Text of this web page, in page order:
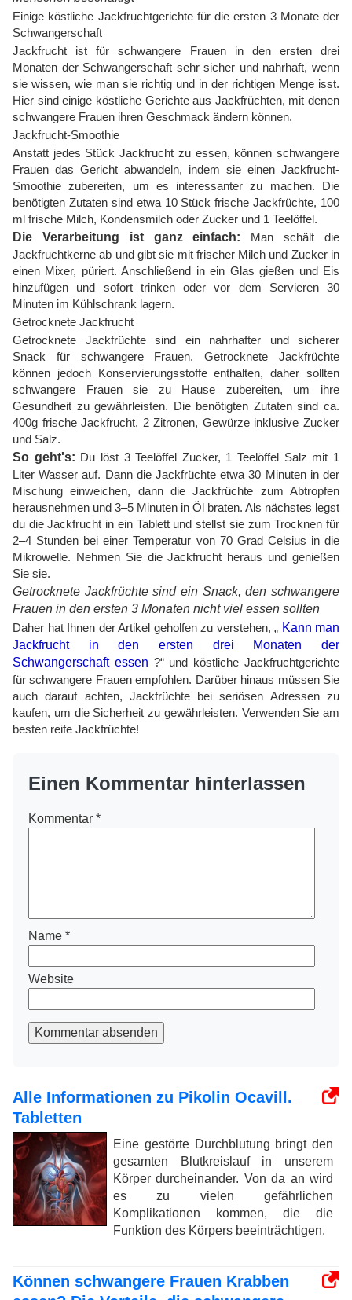
Einige köstliche Jackfruchtgerichte für die ersten 3 Monate der
Schwangerschaft
Jackfrucht ist für schwangere Frauen in den ersten drei
Monaten der Schwangerschaft sehr sicher und nahrhaft, wenn
sie wissen, wie man sie richtig und in der richtigen Menge isst.
Hier sind einige köstliche Gerichte aus Jackfrüchten, mit denen
schwangere Frauen ihren Geschmack ändern können.
Jackfrucht-Smoothie
Anstatt jedes Stück Jackfrucht zu essen, können schwangere
Frauen das Gericht abwandeln, indem sie einen Jackfrucht-
Smoothie zubereiten, um es interessanter zu machen. Die
benötigten Zutaten sind etwa 10 Stück frische Jackfrüchte, 100
ml frische Milch, Kondensmilch oder Zucker und 1 Teelöffel.
Die Verarbeitung ist ganz einfach: Man schält die
Jackfruchtkerne ab und gibt sie mit frischer Milch und Zucker in
einen Mixer, püriert. Anschließend in ein Glas gießen und Eis
hinzufügen und sofort trinken oder vor dem Servieren 30
Minuten im Kühlschrank lagern.
Getrocknete Jackfrucht
Getrocknete Jackfrüchte sind ein nahrhafter und sicherer
Snack für schwangere Frauen. Getrocknete Jackfrüchte
können jedoch Konservierungsstoffe enthalten, daher sollten
schwangere Frauen sie zu Hause zubereiten, um ihre
Gesundheit zu gewährleisten. Die benötigten Zutaten sind ca.
400g frische Jackfrucht, 2 Zitronen, Gewürze inklusive Zucker
und Salz.
So geht's: Du löst 3 Teelöffel Zucker, 1 Teelöffel Salz mit 1
Liter Wasser auf. Dann die Jackfrüchte etwa 30 Minuten in der
Mischung einweichen, dann die Jackfrüchte zum Abtropfen
herausnehmen und 3–5 Minuten in Öl braten. Als nächstes legst
du die Jackfrucht in ein Tablett und stellst sie zum Trocknen für
2–4 Stunden bei einer Temperatur von 70 Grad Celsius in die
Mikrowelle. Nehmen Sie die Jackfrucht heraus und genießen
Sie sie.
Getrocknete Jackfrüchte sind ein Snack, den schwangere
Frauen in den ersten 3 Monaten nicht viel essen sollten
Daher hat Ihnen der Artikel geholfen zu verstehen, „ Kann man
Jackfrucht in den ersten drei Monaten der
Schwangerschaft essen ?“ und köstliche Jackfruchtgerichte
für schwangere Frauen empfohlen. Darüber hinaus müssen Sie
auch darauf achten, Jackfrüchte bei seriösen Adressen zu
kaufen, um die Sicherheit zu gewährleisten. Verwenden Sie am
besten reife Jackfrüchte!
Einen Kommentar hinterlassen
Kommentar *
Name *
Website
Kommentar absenden
Alle Informationen zu Pikolin Ocavill.
Tabletten
Eine gestörte Durchblutung bringt den
gesamten Blutkreislauf in unserem
Körper durcheinander. Von da an wird
es zu vielen gefährlichen
Komplikationen kommen, die die
Funktion des Körpers beeinträchtigen.
Können schwangere Frauen Krabben